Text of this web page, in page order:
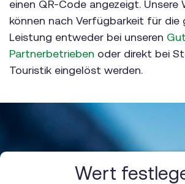
einen QR-Code angezeigt. Unsere
können nach Verfügbarkeit für die
Leistung entweder bei unseren
Partnerbetrieben oder direkt bei
Touristik eingelöst werden.
Wert